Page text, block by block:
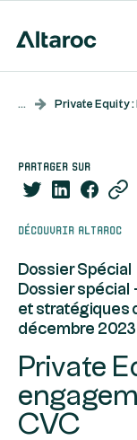
... Private Equity
partager sur
Découvrir Altaroc
Dossier Spécial
Dossier spécial
et stratégiques
décembre 2023
Private
CVC